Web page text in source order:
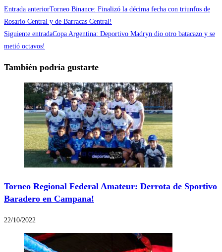
Entrada anteriorTorneo Binance: Finalizó la décima fecha con triunfos de
Rosario Central y de Barracas Central!
Siguiente entradaCopa Argentina: Deportivo Madryn dio otro batacazo y se
metió octavos!
También podría gustarte
Torneo Regional Federal Amateur: Derrota de Sportivo
Baradero en Campana!
22/10/2022